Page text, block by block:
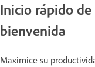
Inicio rápido
bienvenida
Maximice su